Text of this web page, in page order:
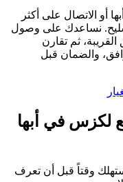
أو الاتصال على أكثر
نساعدك على وصول
ثم تقارن
والضمان قبل
لكزس في أبها
وقتاً قبل أن تعرف